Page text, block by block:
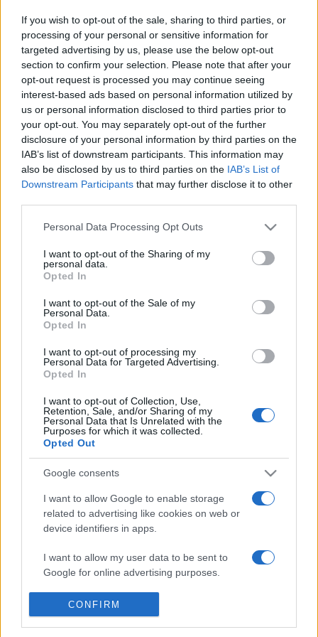
If you wish to opt-out of the sale, sharing to third parties, or
processing of your personal or sensitive information for
targeted advertising by us, please use the below opt-out
section to confirm your selection. Please note that after your
opt-out request is processed you may continue seeing
interest-based ads based on personal information utilized by
us or personal information disclosed to third parties prior to
your opt-out. You may separately opt-out of the further
disclosure of your personal information by third parties on the
IAB’s list of downstream participants. This information may
also be disclosed by us to third parties on the IAB’s List of
Downstream Participants that may further disclose it to other
Please note that this website/app uses one or more Google
not limited to your visit or usage behaviour. You may click to
grant or deny consent to Google and its third-party tags to
use your data for below specified purposes in below Google
consent section.
Personal Data Processing Opt Outs
I want to opt-out of the Sharing of my
personal data.
Opted In
I want to opt-out of the Sale of my
Personal Data.
Opted In
I want to opt-out of processing my
Personal Data for Targeted Advertising.
Opted In
I want to opt-out of Collection, Use,
Retention, Sale, and/or Sharing of my
Personal Data that Is Unrelated with the
Purposes for which it was collected.
Opted Out
Google consents
I want to allow Google to enable storage
related to advertising like cookies on web or
device identifiers in apps.
I want to allow my user data to be sent to
Google for online advertising purposes.
I want to allow Google to send me
personalized advertising.
CONFIRM
A vásárhelyi múzeum három emeleti termében rendezett
tárlaton most félszáz grafikai alkotást ismerhet meg a
közönség eredeti formájában.
Karsai Ildikó elárulta, hogy az idő süllyesztőjébe eltűnt
értékek mentésével húsz éve foglalkozik. A ma már nem
látható, korábban lebontott épületekről igyekezett minden
fellelhető fényképet és tervrajzot összegyűjteni. Végül a
makóiaktól, közöttük az egykori múzeumigazgató Tóth
A Marosmenti Natura Művésztelepet vezető alkotó grafikái
olyan, ma már nem látható makói épületeket is bemutatnak,
faszínház vagy a hatvanas években pusztulásra ítélt neológ
zsinagóga, a romantikus stílusban épült Szent János
kápolna, illetve Makó első emeletes polgári épülete, a
Nasitz-ház.
Kiemelt fotó forrása: Makóhíradó
GRAFIKA HÓDMEZŐVÁSÁRHELY KARSAI ILDIKÓ KIÁLLÍTÁS MAKÓ